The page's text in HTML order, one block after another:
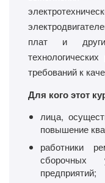
плат и
требований к
Для кого этот
лица,
повышение
работники
сборочных
предприятий;